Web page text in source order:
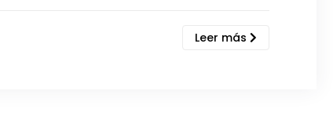
Leer más